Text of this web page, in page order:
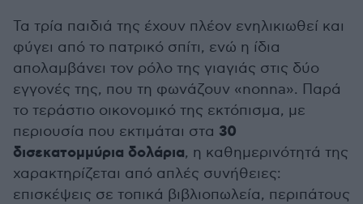
Τα τρία παιδιά της έχουν πλέον ενηλικιωθεί και
φύγει από το πατρικό σπίτι, ενώ η ίδια
απολαμβάνει τον ρόλο της γιαγιάς στις δύο
εγγονές της, που τη φωνάζουν «nonna». Παρά
το τεράστιο οικονομικό της εκτόπισμα, με
περιουσία που εκτιμάται στα 30
δισεκατομμύρια δολάρια, η καθημερινότητά της
χαρακτηρίζεται από απλές συνήθειες:
επισκέψεις σε τοπικά βιβλιοπωλεία, περιπάτους